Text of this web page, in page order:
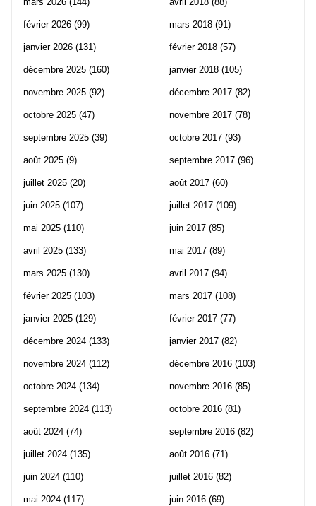
février 2026 (99)
janvier 2026 (131)
décembre 2025 (160)
novembre 2025 (92)
octobre 2025 (47)
septembre 2025 (39)
août 2025 (9)
juillet 2025 (20)
juin 2025 (107)
mai 2025 (110)
avril 2025 (133)
mars 2025 (130)
février 2025 (103)
janvier 2025 (129)
décembre 2024 (133)
novembre 2024 (112)
octobre 2024 (134)
septembre 2024 (113)
août 2024 (74)
juillet 2024 (135)
juin 2024 (110)
mai 2024 (117)
mars 2018 (91)
février 2018 (57)
janvier 2018 (105)
décembre 2017 (82)
novembre 2017 (78)
octobre 2017 (93)
septembre 2017 (96)
août 2017 (60)
juillet 2017 (109)
juin 2017 (85)
mai 2017 (89)
avril 2017 (94)
mars 2017 (108)
février 2017 (77)
janvier 2017 (82)
décembre 2016 (103)
novembre 2016 (85)
octobre 2016 (81)
septembre 2016 (82)
août 2016 (71)
juillet 2016 (82)
juin 2016 (69)